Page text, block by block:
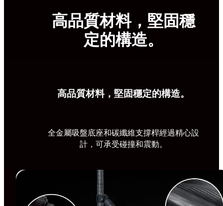
高品質材料，堅固穩
定的構造。
高品質材料，堅固穩定的構造。
全金屬吸盤底座和碳纖維支撐桿經過精心設
計，可承受碰撞和震動。